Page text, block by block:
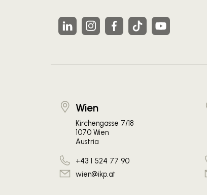
Wien
Kirchengasse 7/18
1070 Wien
Austria
+43 1 524 77 90
wien@ikp.at